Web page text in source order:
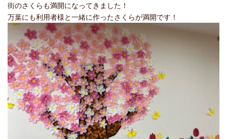
街のさくらも満開になってきました！
万葉にも利用者様と一緒に作ったさくらが満開です！